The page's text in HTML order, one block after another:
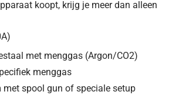
koopt, krijg je meer dan alleen
met menggas (Argon/CO2)
menggas
spool gun of speciale setup